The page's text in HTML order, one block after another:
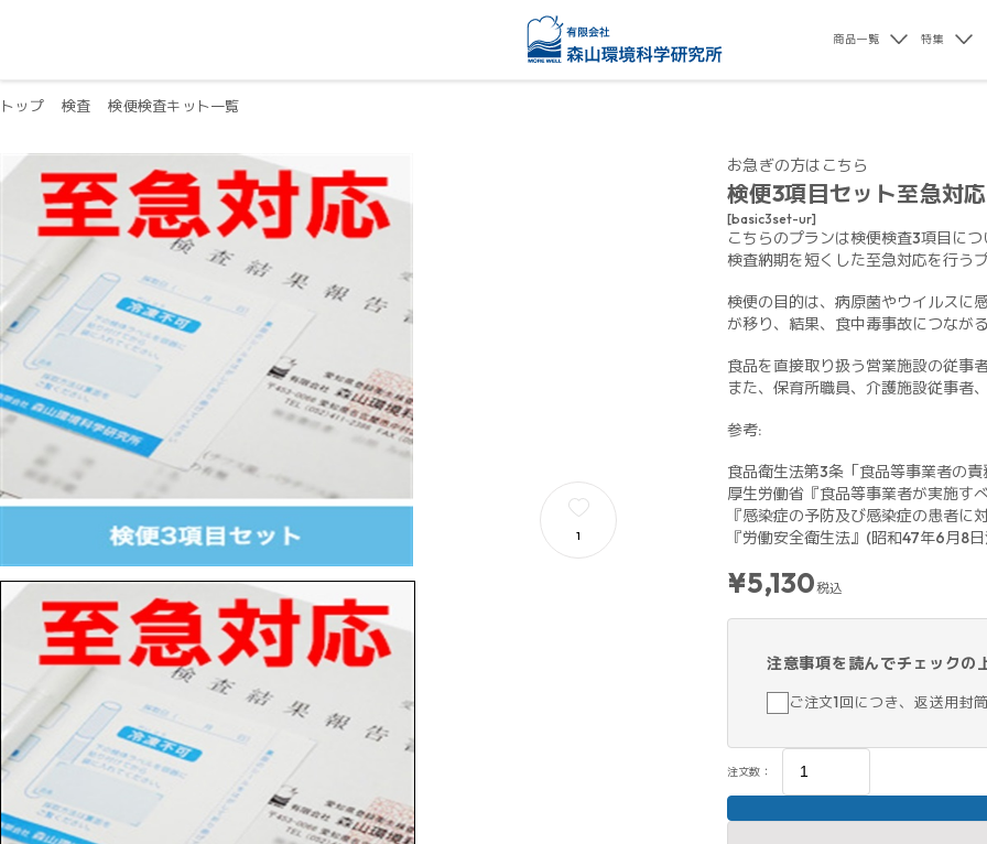
商品一覧 特集
トップ 検査 検便検査キット一覧
1
お急ぎの方はこちら
検便3項目セット至急対応
[basic3set-ur]
こちらのプランは検便検査3項目につ
検査納期を短くした至急対応を行う
検便の目的は、病原菌やウイルスに
が移り、結果、食中毒事故につなが
食品を直接取り扱う営業施設の従事
また、保育所職員、介護施設従事者
参考:
食品衛生法第3条「食品等事業者の責
厚生労働省『食品等事業者が実施す
『感染症の予防及び感染症の患者に
『労働安全衛生法』(昭和47年6月8
¥5,130税込
注意事項を読んでチェックの
ご注文1回につき、返送用封
注文数：